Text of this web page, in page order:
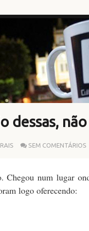
dessas,
SEM COMENTÁRIOS
Chegou num lugar
logo oferecendo: